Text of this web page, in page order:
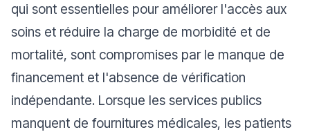
qui sont essentielles pour améliorer l'accès aux
soins et réduire la charge de morbidité et de
mortalité, sont compromises par le manque de
financement et l'absence de vérification
indépendante. Lorsque les services publics
manquent de fournitures médicales, les patients